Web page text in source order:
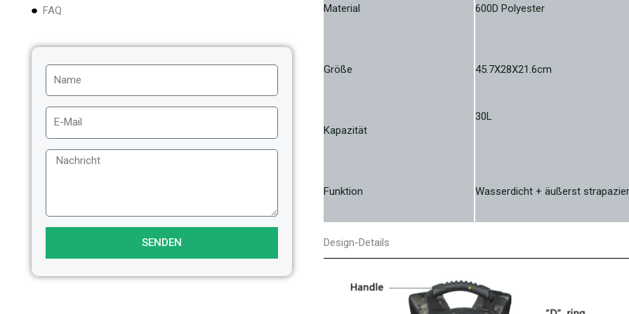
FAQ
SENDEN
Material 600D Polyester
Größe 45.7X28X21.6cm
Kapazität
30L
Funktion Wasserdicht + äußerst
Design-Details